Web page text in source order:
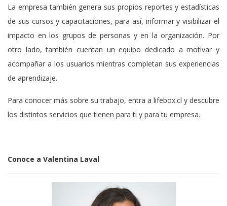
La empresa también genera sus propios reportes y estadísticas
de sus cursos y capacitaciones, para así, informar y visibilizar el
impacto en los grupos de personas y en la organización. Por
otro lado, también cuentan un equipo dedicado a motivar y
acompañar a los usuarios mientras completan sus experiencias
de aprendizaje.
Para conocer más sobre su trabajo, entra a lifebox.cl y descubre
los distintos servicios que tienen para ti y para tu empresa.
Conoce a Valentina Laval